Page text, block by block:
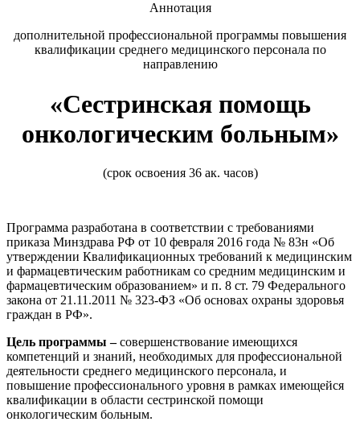
Техника и технологии наземного
транспорта
Ядерная энергетика и технологии
Культура и спорт
Физкультура и спорт
Изобразительное и прикладные виды
искусств
Средства массовой информации и
Управление в технических системах
Ветеринария и зоотехника
Аннотация
дополнительной профессиональной программы повышения
квалификации среднего медицинского персонала по
направлению
«Сестринская помощь
онкологическим больным»
(срок освоения 36 ак. часов)
Программа разработана в соответствии с требованиями
приказа Минздрава РФ от 10 февраля 2016 года № 83н «Об
утверждении Квалификационных требований к медицинским
и фармацевтическим работникам со средним медицинским и
фармацевтическим образованием» и п. 8 ст. 79 Федерального
закона от 21.11.2011 № 323-ФЗ «Об основах охраны здоровья
граждан в РФ».
Цель программы –совершенствование имеющихся
компетенций и знаний, необходимых для профессиональной
деятельности среднего медицинского персонала, и
повышение профессионального уровня в рамках имеющейся
квалификации в области сестринской помощи
онкологическим больным.